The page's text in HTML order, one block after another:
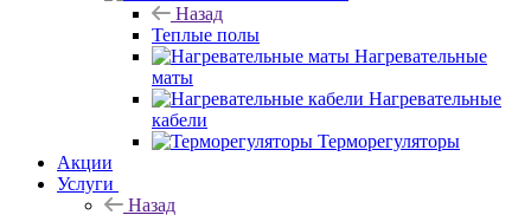
Назад
Теплые полы
Нагревательные
маты
Нагревательные
кабели
Терморегуляторы
Акции
Услуги
Назад